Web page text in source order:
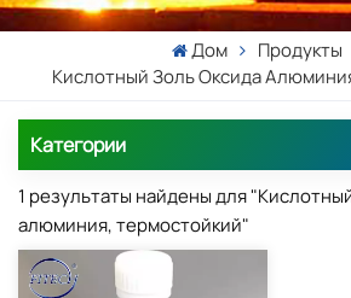
Дом
Продукты
Кислотный Золь Оксида
Категории
1 результаты найдены для
алюминия, термостойкий"